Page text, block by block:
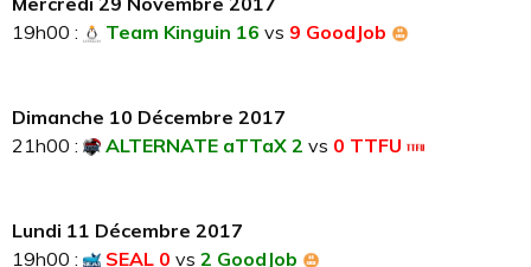
19h00 :
Team Kinguin 16 vs 9 GoodJob
Dimanche 10 Décembre 2017
21h00 :
ALTERNATE aTTaX 2 vs 0 TTFU
Lundi 11 Décembre 2017
19h00 :
SEAL 0 vs 2 GoodJob